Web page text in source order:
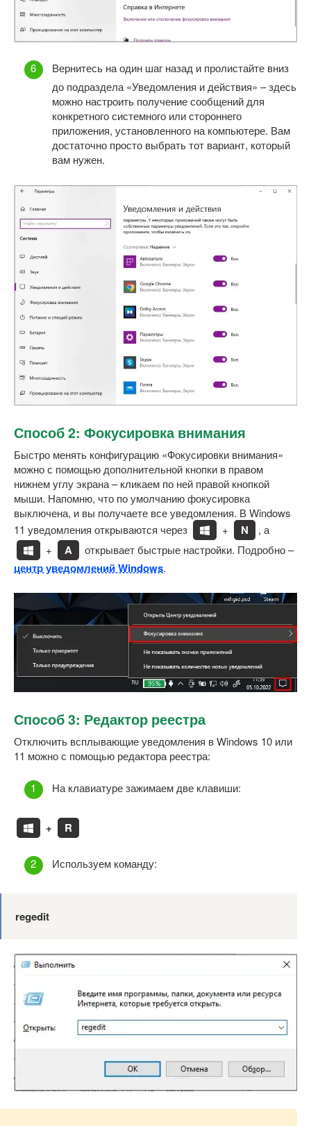
Вернитесь на один шаг назад и пролистайте вниз
до подраздела «Уведомления и действия» – здесь
можно настроить получение сообщений для
конкретного системного или стороннего
приложения, установленного на компьютере. Вам
достаточно просто выбрать тот вариант, который
вам нужен.
Способ 2: Фокусировка внимания
Быстро менять конфигурацию «Фокусировки внимания»
можно с помощью дополнительной кнопки в правом
нижнем углу экрана – кликаем по ней правой кнопкой
мыши. Напомню, что по умолчанию фокусировка
выключена, и вы получаете все уведомления. В Windows
11 уведомления открываются через
+ N
, а
+
A открывает быстрые настройки. Подробно –
центр уведомлений Windows.
Способ 3: Редактор реестра
Отключить всплывающие уведомления в Windows 10 или
11 можно с помощью редактора реестра:
На клавиатуре зажимаем две клавиши:
+ R
Используем команду:
regedit